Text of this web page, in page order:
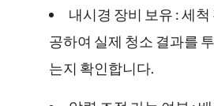
내시경 장비 보유 : 세
공하여 실제 청소 결과를
는지 확인합니다.